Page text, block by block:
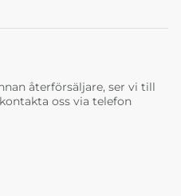
återförsäljare, ser vi till
oss via telefon